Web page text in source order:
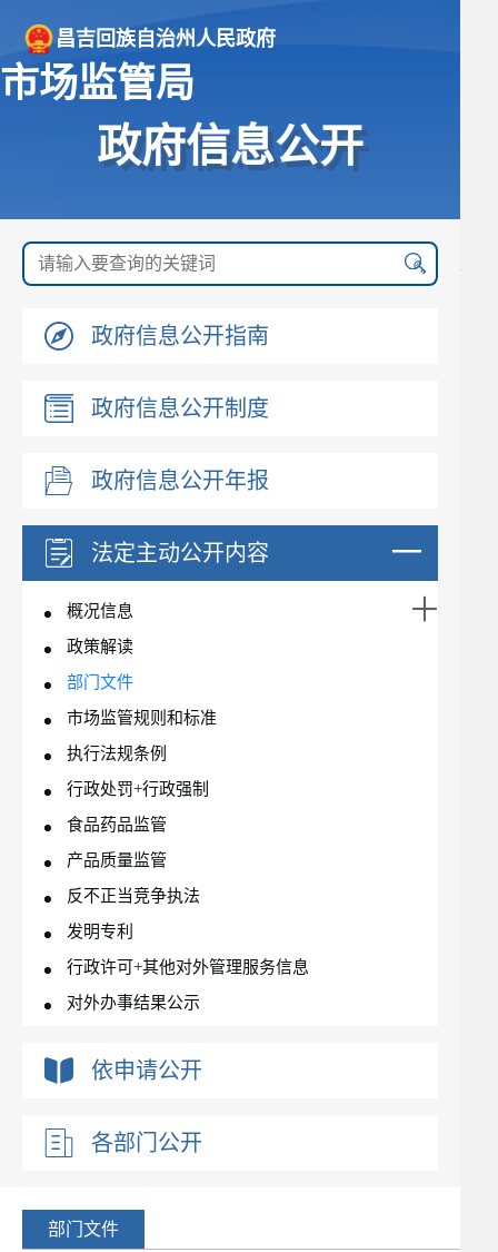
昌吉回族自治州人民政府
市场监管局
政府信息公开
政府信息公开指南
政府信息公开制度
政府信息公开年报
法定主动公开内容
概况信息
政策解读
部门文件
市场监管规则和标准
执行法规条例
行政处罚+行政强制
食品药品监管
产品质量监管
反不正当竞争执法
发明专利
行政许可+其他对外管理服务信息
对外办事结果公示
依申请公开
各部门公开
部门文件